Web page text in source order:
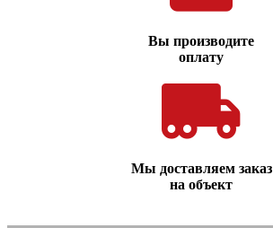
Вы производите
оплату
Мы доставляем заказ
на объект